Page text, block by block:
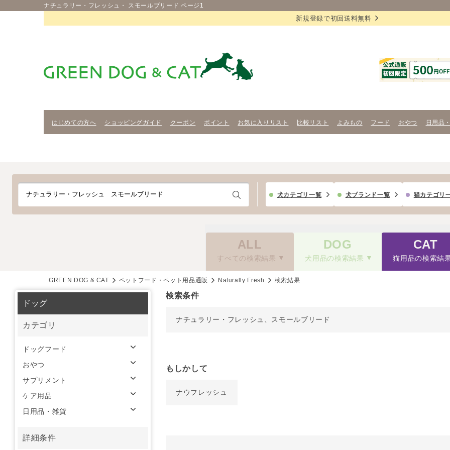
ナチュラリー・フレッシュ・ スモールブリード ページ1
新規登録で初回送料無料
はじめての方へ ショッピングガイド クーポン ポイント お気に入りリスト 比較リスト よみもの フード おやつ 日用品
犬カテゴリ一覧 犬ブランド一覧 猫カテゴリ
ALL
すべての検索結果
DOG
犬用品の検索結果
CAT
猫用品の検索結
GREEN DOG & CAT ペットフード・ペット用品通販 Naturally Fresh 検索結果
検索条件
ナチュラリー・フレッシュ、スモールブリード
もしかして
ナウフレッシュ
ドッグ
カテゴリ
ドッグフード
おやつ
サプリメント
ケア用品
日用品・雑貨
詳細条件